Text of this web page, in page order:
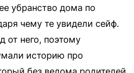
убранство дома по
чему те увидели сейф.
от него, поэтому
историю про